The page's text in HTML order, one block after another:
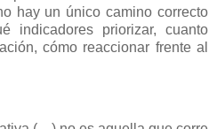
hay un único camino correcto
indicadores priorizar, cuanto
cómo reaccionar frente al